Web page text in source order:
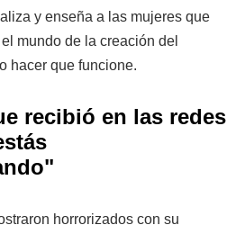
y enseña a las mujeres que
mundo de la creación del
hacer que funcione.
recibió en las redes
horrorizados con su